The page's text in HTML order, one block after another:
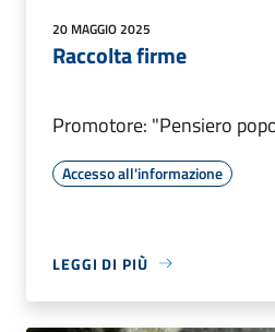
20 MAGGIO 2025
Raccolta firme
Promotore: "Pensiero
Accesso all'informazione
LEGGI DI PIÙ